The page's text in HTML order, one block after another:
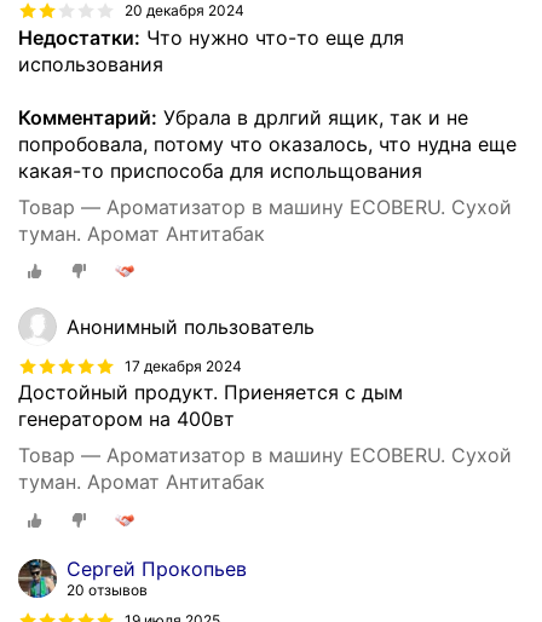
20 декабря 2024
Недостатки: Что нужно что-то еще для
использования
Комментарий: Убрала в дрлгий ящик, так и не
попробовала, потому что оказалось, что нудна еще
какая-то приспособа для испольщования
Товар — Ароматизатор в машину ECOBERU. Сухой
туман. Аромат Антитабак
Анонимный пользователь
17 декабря 2024
Достойный продукт. Приеняется с дым
генератором на 400вт
Товар — Ароматизатор в машину ECOBERU. Сухой
туман. Аромат Антитабак
Сергей Прокопьев
20 отзывов